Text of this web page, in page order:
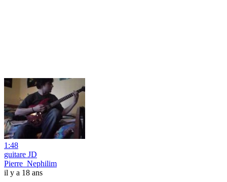
1:48
guitare JD
Pierre_Nephilim
il y a 18 ans